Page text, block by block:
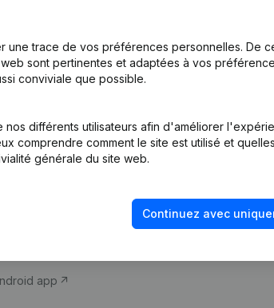
trace de vos préférences personnelles. De
sont pertinentes et adaptées à vos
conviviale que possible.
différents utilisateurs afin d'améliorer
comprendre comment le site est utilisé et
générale du site web.
Continuez avec
app
fraude
Consulter des
Vérification de la